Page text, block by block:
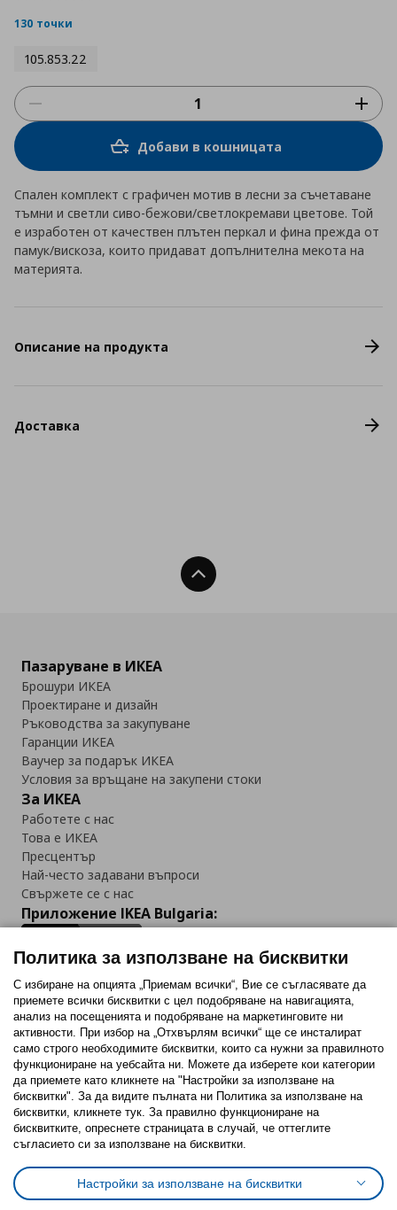
130 точки
105.853.22
Добави в кошницата
Спален комплект с графичен мотив в лесни за съчетаване
тъмни и светли сиво-бежови/светлокремави цветове. Той
е изработен от качествен плътен перкал и фина прежда от
памук/вискоза, които придават допълнителна мекота на
материята.
Описание на продукта
Доставка
Нагоре
Пазаруване в ИКЕА
Брошури ИКЕА
Проектиране и дизайн
Ръководства за закупуване
Гаранции ИКЕА
Ваучер за подарък ИКЕА
Условия за връщане на закупени стоки
За ИКЕА
Работете с нас
Това е ИКЕА
Пресцентър
Най-често задавани въпроси
Свържете се с нас
Приложение IKEA Bulgaria:
Последвайте ни:
FacebookTwitterYoutubePinterestInstagram
Политика за използване на бисквитки (Cookies)
Избор на настройки за използване на бисквитки
Условия за ползване на ikea.bgОбща политика за личните данни
Политика за защита на личните данни на ikea.bg
Политика за използване на бисквитки
С избиране на опцията „Приемам всички“, Вие се съгласявате да
приемете всички бисквитки с цел подобряване на навигацията,
анализ на посещенията и подобряване на маркетинговите ни
активности. При избор на „Отхвърлям всички“ ще се инсталират
само строго необходимитe бисквитки, които са нужни за правилното
функциониране на уебсайта ни. Можете да изберете кои категории
да приемете като кликнете на "Настройки за използване на
бисквитки". За да видите пълната ни Политика за използване на
бисквитки, кликнете тук. За правилно функциониране на
бисквитките, опреснете страницата в случай, че оттеглите
съгласието си за използване на бисквитки.
Настройки за използване на бисквитки